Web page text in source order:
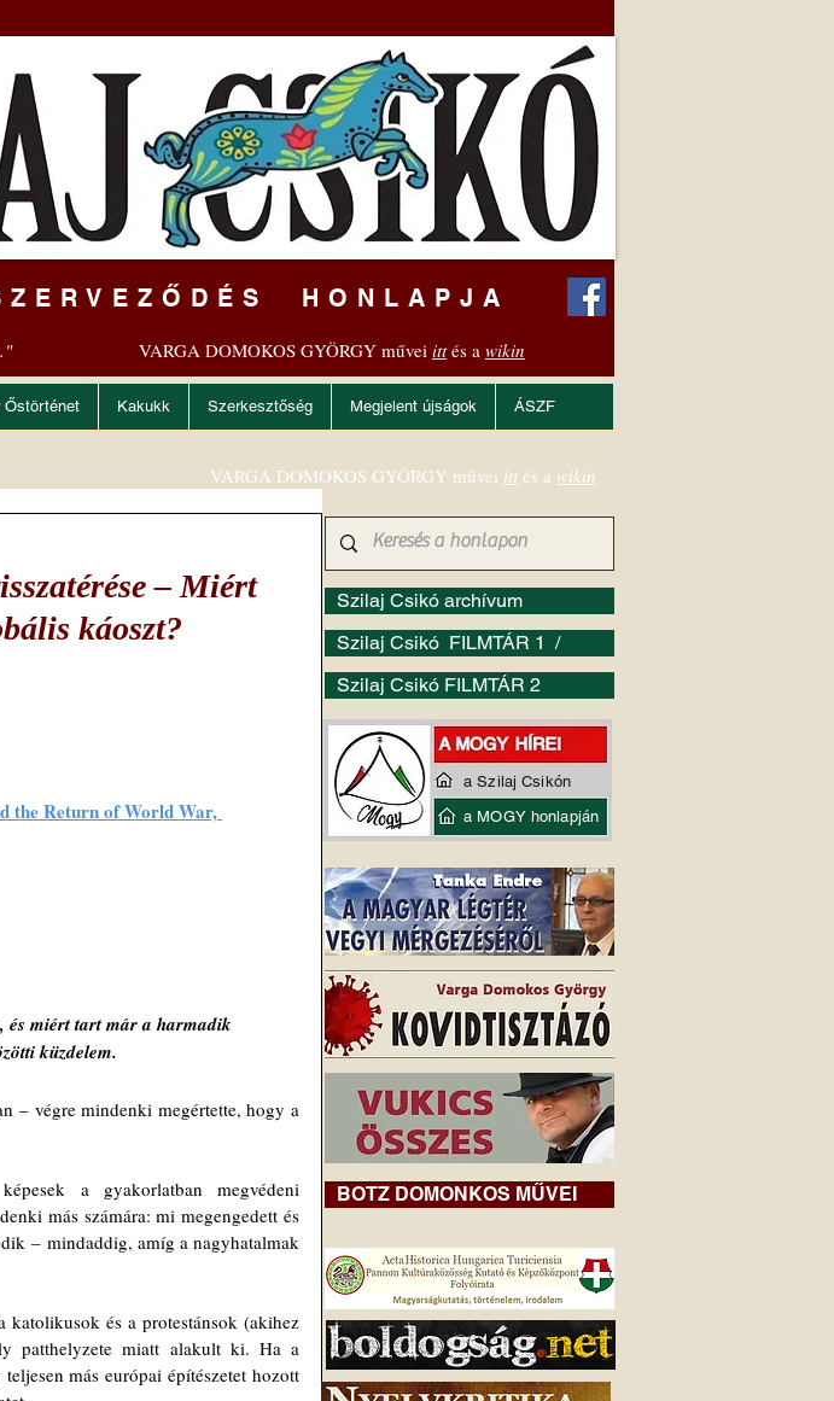
HONLAPJA
VARGA DOMOKOS GYÖRGY művei ittés a wikin
Őstörténet Kakukk Szerkesztőség Megjelent újságok ÁSZF
– Miért
káoszt?
the Return of World War,
és miért tart már a harmadik
küzdelem.
– végre mindenki megértette, hogy a
a gyakorlatban megvédeni
más számára: mi megengedett és
– mindaddig, amíg a nagyhatalmak
katolikusok és a protestánsok (akihez
patthelyzete miatt alakult ki. Ha a
más európai építészetet hozott
Szilaj Csikó archívum
Szilaj Csikó FILMTÁR 1 /
Szilaj Csikó FILMTÁR 2
VARGA DOMOKOS GYÖRGY művei itt és a wikin
BOTZ DOMONKOS MŰVEI
a Szilaj Csikón
a MOGY honlapján